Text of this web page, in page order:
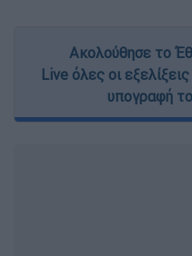
Ακολούθησε το
Live όλες οι
υπογραφή